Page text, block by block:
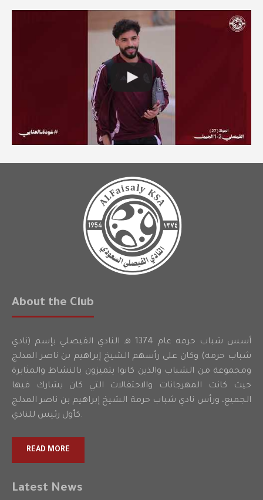
About the Club
أسس شباب حرمه عام 1374 هـ النادي الفيصلي بإسم (نادي
شباب حرمه) وكان على رأسهم الشيخ إبراهيم بن ناصر المدلج
ومجموعة من الشباب والذين كانوا يتميزون بالنشاط والمثابرة
حيث كانت المهرجانات والاحتفالات التي كان يشارك فيها
الجميع، ورأس نادي شباب حرمة الشيخ إبراهيم بن ناصر المدلج
كأول رئيس للنادي.
READ MORE
Latest News